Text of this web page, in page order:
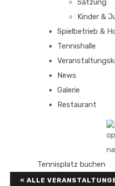
Satzung
Kinder &
Spielbetrieb &
Tennishalle
News
Galerie
Restaurant
Tennisplatz buchen
« ALLE